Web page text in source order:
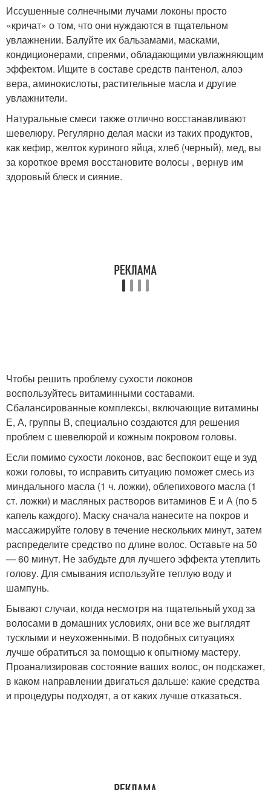
Иссушенные солнечными лучами локоны просто
«кричат» о том, что они нуждаются в тщательном
увлажнении. Балуйте их бальзамами, масками,
кондиционерами, спреями, обладающими увлажняющим
эффектом. Ищите в составе средств пантенол, алоэ
вера, аминокислоты, растительные масла и другие
увлажнители.
Натуральные смеси также отлично восстанавливают
шевелюру. Регулярно делая маски из таких продуктов,
как кефир, желток куриного яйца, хлеб (черный), мед, вы
за короткое время восстановите волосы , вернув им
здоровый блеск и сияние.
Чтобы решить проблему сухости локонов
воспользуйтесь витаминными составами.
Сбалансированные комплексы, включающие витамины
Е, А, группы В, специально создаются для решения
проблем с шевелюрой и кожным покровом головы.
Если помимо сухости локонов, вас беспокоит еще и зуд
кожи головы, то исправить ситуацию поможет смесь из
миндального масла (1 ч. ложки), облепихового масла (1
ст. ложки) и масляных растворов витаминов Е и А (по 5
капель каждого). Маску сначала нанесите на покров и
массажируйте голову в течение нескольких минут, затем
распределите средство по длине волос. Оставьте на 50
— 60 минут. Не забудьте для лучшего эффекта утеплить
голову. Для смывания используйте теплую воду и
шампунь.
Бывают случаи, когда несмотря на тщательный уход за
волосами в домашних условиях, они все же выглядят
тусклыми и неухоженными. В подобных ситуациях
лучше обратиться за помощью к опытному мастеру.
Проанализировав состояние ваших волос, он подскажет,
в каком направлении двигаться дальше: какие средства
и процедуры подходят, а от каких лучше отказаться.